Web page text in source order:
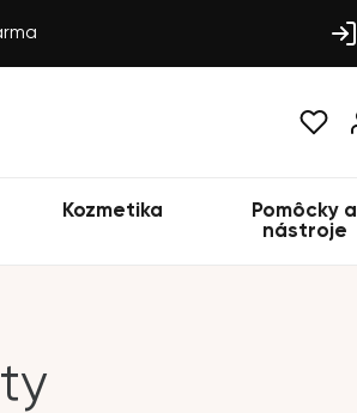
Kozmetika
Pomôcky a
nástroje